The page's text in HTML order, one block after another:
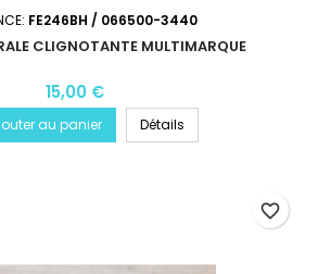
FE246BH / 066500-3440
CLIGNOTANTE MULTIMARQUE
15,00 €
au panier Détails
favorite_border